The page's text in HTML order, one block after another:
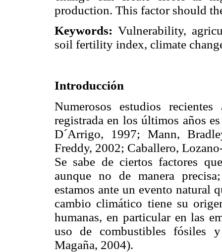
production. This factor should
Keywords: Vulnerability,
soil fertility index, climate
Introducción
Numerosos estudios
registrada en los últimos años
D´Arrigo, 1997; Mann,
Freddy, 2002; Caballero,
Se sabe de ciertos factores
aunque no de manera
estamos ante un evento natural
cambio climático tiene su
humanas, en particular en las
uso de combustibles fósiles
Magaña, 2004).